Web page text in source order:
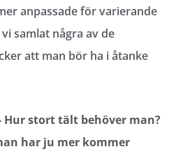
anpassade för varierande
samlat några av de
att man bör ha i åtanke
Hur stort tält behöver man?
har ju mer kommer